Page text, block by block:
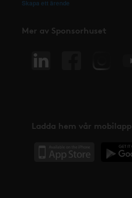
Skapa ett ärende
Mer av Sponsorhuset
Ladda hem vår mobilapp